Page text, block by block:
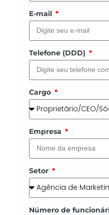
E-mail
Telefone (DDD)
Cargo
Empresa
Setor
Número de